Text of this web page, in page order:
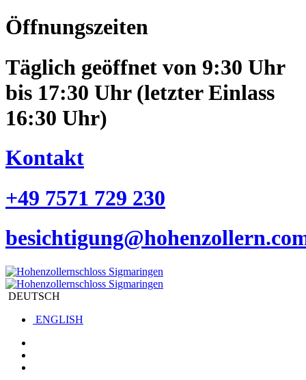
Öffnungszeiten
Täglich geöffnet von 9:30 Uhr
bis 17:30 Uhr (letzter Einlass
16:30 Uhr)
Kontakt
+49 7571 729 230
DEUTSCH
ENGLISH